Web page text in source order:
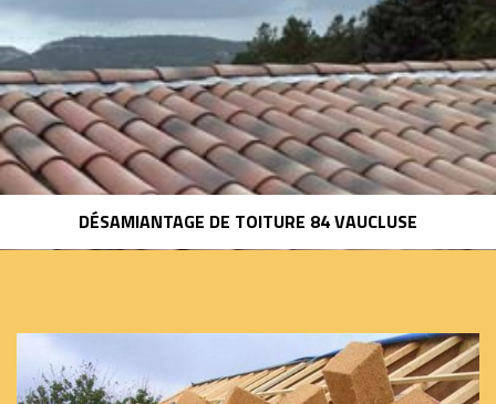
DÉSAMIANTAGE DE TOITURE 84 VAUCLUSE